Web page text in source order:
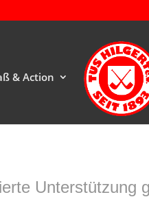
& Action
Unterstützung